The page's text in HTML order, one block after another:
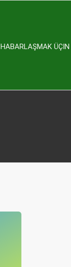
HABARLAŞMAK ÜÇIN